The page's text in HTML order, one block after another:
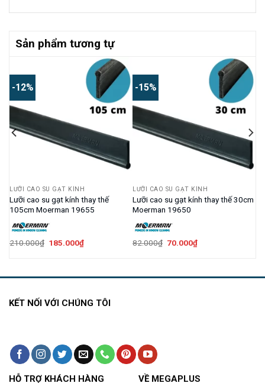
Sản phẩm tương tự
-12%
LƯỠI CAO SU GẠT KÍNH
Lưỡi cao su gạt kính thay thế
105cm Moerman 19655
210.000₫ Giá
185.000₫Giá
-15%
LƯỠI CAO SU GẠT KÍNH
Lưỡi cao su gạt kính thay thế 30cm
Moerman 19650
82.000₫ Giá
70.000₫Giá
KẾT NỐI VỚI CHÚNG TÔI
HỖ TRỢ KHÁCH HÀNG VỀ MEGAPLUS